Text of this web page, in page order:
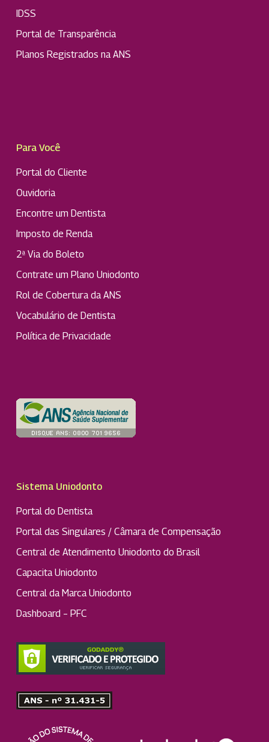
IDSS
Portal de Transparência
Planos Registrados na ANS
Para Você
Portal do Cliente
Ouvidoria
Encontre um Dentista
Imposto de Renda
2ª Via do Boleto
Contrate um Plano Uniodonto
Rol de Cobertura da ANS
Vocabulário de Dentista
Política de Privacidade
Sistema Uniodonto
Portal do Dentista
Portal das Singulares / Câmara de Compensação
Central de Atendimento Uniodonto do Brasil
Capacita Uniodonto
Central da Marca Uniodonto
Dashboard – PFC